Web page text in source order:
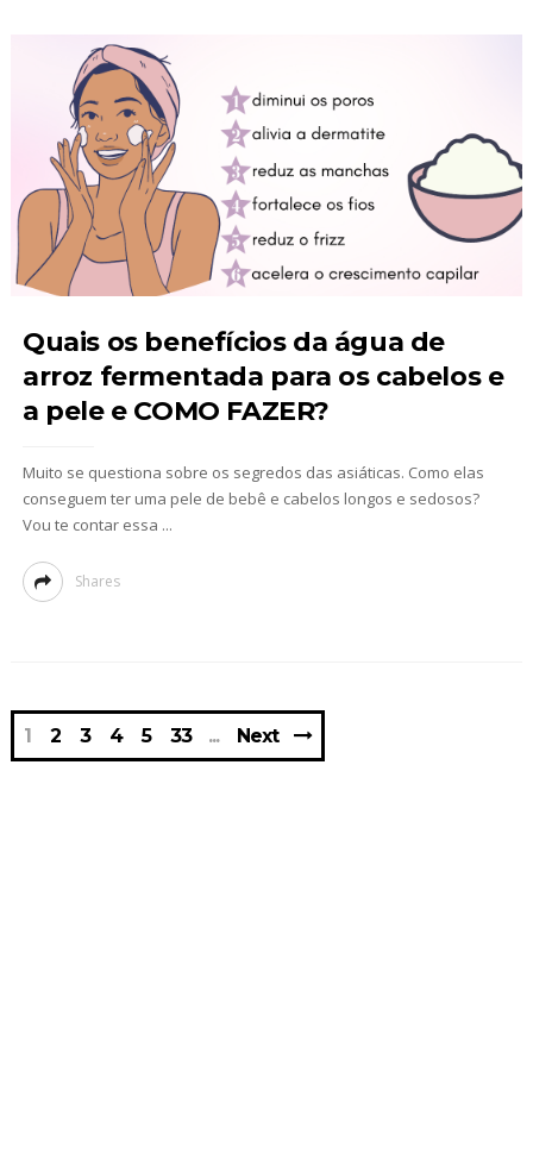
Quais os benefícios da água de
arroz fermentada para os cabelos e
a pele e COMO FAZER?
Muito se questiona sobre os segredos das asiáticas. Como elas
conseguem ter uma pele de bebê e cabelos longos e sedosos?
Vou te contar essa ...
Shares
1 2 3 4 5 33 Next